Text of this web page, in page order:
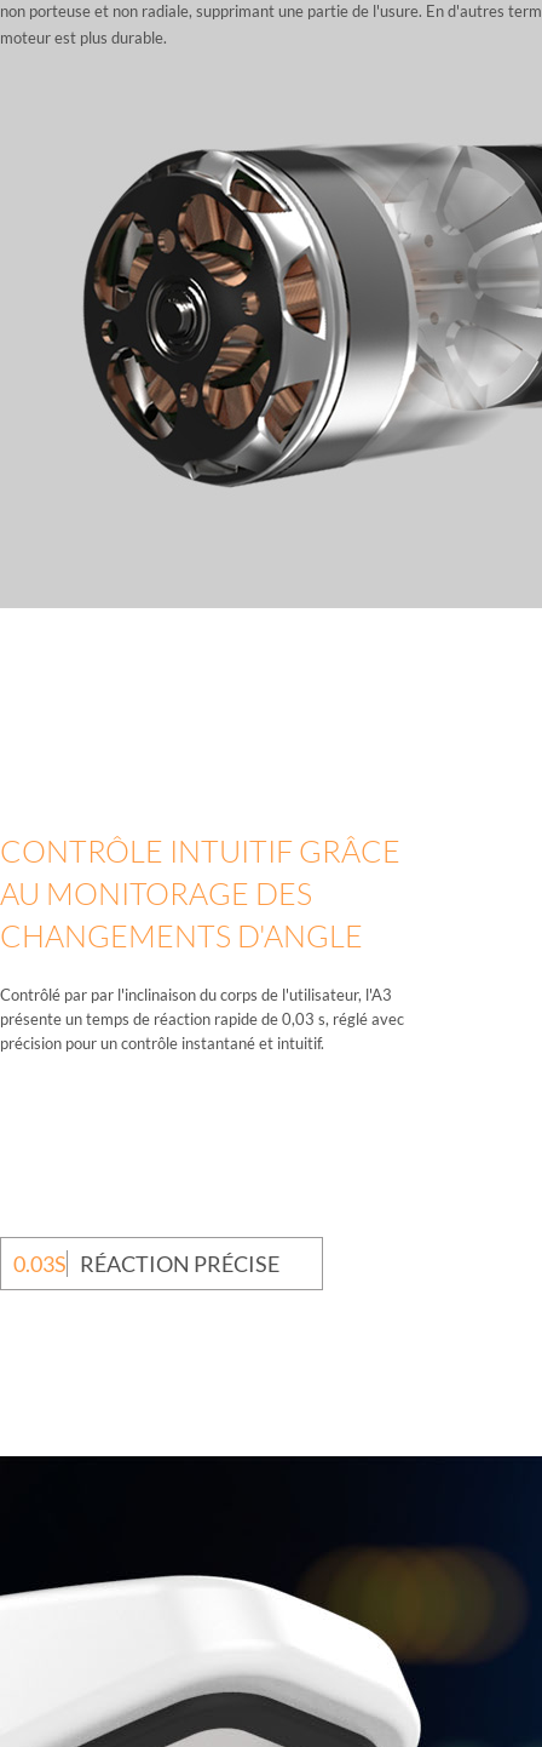
non porteuse et non radiale, supprimant une partie de l'usure. En d'autres
moteur est plus durable.
CONTRÔLE INTUITIF GRÂCE
AU MONITORAGE DES
CHANGEMENTS D'ANGLE
Contrôlé par par l'inclinaison du corps de l'utilisateur, l'A3
présente un temps de réaction rapide de 0,03 s, réglé avec
précision pour un contrôle instantané et intuitif.
0.03S RÉACTION PRÉCISE